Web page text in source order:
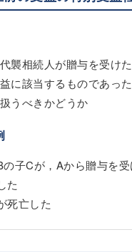
襲相続人が贈与を受けた
に該当するものであった
うべきかどうか
子Cが，Aから贈与を受
た
死亡した